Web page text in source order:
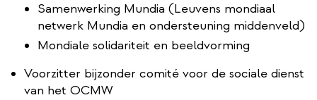
Samenwerking Mundia (Leuvens mondiaal
netwerk Mundia en ondersteuning middenveld)
Mondiale solidariteit en beeldvorming
Voorzitter bijzonder comité voor de sociale dienst
van het OCMW